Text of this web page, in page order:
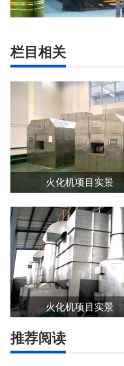
栏目相关
火化机项目实景
了解详情»
火化机项目实景
推荐阅读